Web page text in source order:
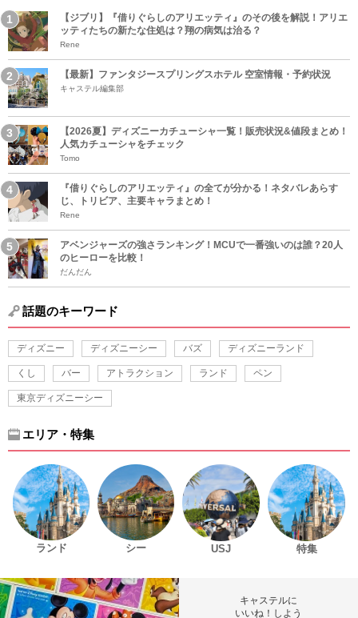
【ジブリ】『借りぐらしのアリエッティ』のその後を解説！アリエ
ッティたちの新たな住処は？翔の病気は治る？
Rene
【最新】ファンタジースプリングスホテル 空室情報・予約状況
キャステル編集部
【2026夏】ディズニーカチューシャ一覧！販売状況&値段まとめ！
人気カチューシャをチェック
Tomo
『借りぐらしのアリエッティ』の全てが分かる！ネタバレあらす
じ、トリビア、主要キャラまとめ！
Rene
アベンジャーズの強さランキング！MCUで一番強いのは誰？20人
のヒーローを比較！
だんだん
話題のキーワード
ディズニー ディズニーシー バズ ディズニーランド
くし バー アトラクション ランド ペン
東京ディズニーシー
エリア・特集
ランド シー USJ 特集
キャステルに
いいね！しよう